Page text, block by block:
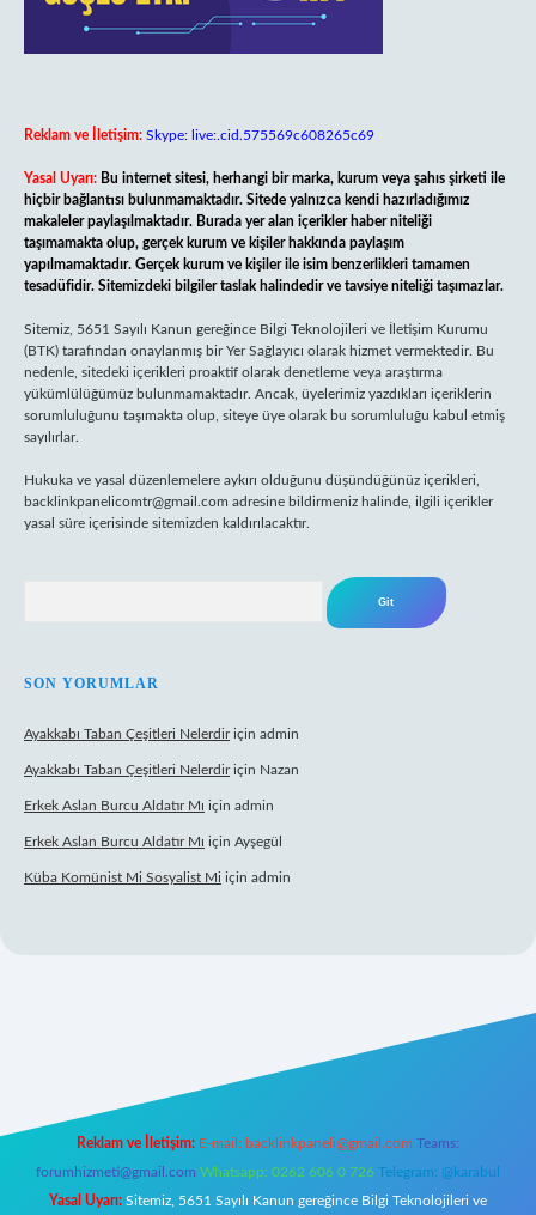
Reklam ve İletişim: Skype: live:.cid.575569c608265c69
Yasal Uyarı: Bu internet sitesi, herhangi bir marka, kurum veya şahıs şirketi ile
hiçbir bağlantısı bulunmamaktadır. Sitede yalnızca kendi hazırladığımız
makaleler paylaşılmaktadır. Burada yer alan içerikler haber niteliği
taşımamakta olup, gerçek kurum ve kişiler hakkında paylaşım
yapılmamaktadır. Gerçek kurum ve kişiler ile isim benzerlikleri tamamen
tesadüfidir. Sitemizdeki bilgiler taslak halindedir ve tavsiye niteliği taşımazlar.
Sitemiz, 5651 Sayılı Kanun gereğince Bilgi Teknolojileri ve İletişim Kurumu
(BTK) tarafından onaylanmış bir Yer Sağlayıcı olarak hizmet vermektedir. Bu
nedenle, sitedeki içerikleri proaktif olarak denetleme veya araştırma
yükümlülüğümüz bulunmamaktadır. Ancak, üyelerimiz yazdıkları içeriklerin
sorumluluğunu taşımakta olup, siteye üye olarak bu sorumluluğu kabul etmiş
sayılırlar.
Hukuka ve yasal düzenlemelere aykırı olduğunu düşündüğünüz içerikleri,
backlinkpanelicomtr@gmail.com adresine bildirmeniz halinde, ilgili içerikler
yasal süre içerisinde sitemizden kaldırılacaktır.
SON YORUMLAR
Ayakkabı Taban Çeşitleri Nelerdiriçin admin
Ayakkabı Taban Çeşitleri Nelerdiriçin Nazan
Erkek Aslan Burcu Aldatır Mı için admin
Erkek Aslan Burcu Aldatır Mı için Ayşegül
Küba Komünist Mi Sosyalist Mi için admin
Reklam ve İletişim: E-mail: backlinkpaneli@gmail.com Teams:
forumhizmeti@gmail.com Whatsapp: 0262 606 0 726 Telegram: @karabul
Yasal Uyarı: Sitemiz, 5651 Sayılı Kanun gereğince Bilgi Teknolojileri ve